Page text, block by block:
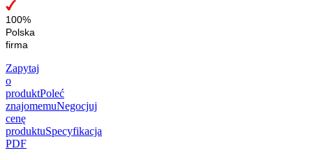
100%
Polska
firma
Zapytaj
o
produktPoleć
znajomemuNegocjuj
cenę
produktuSpecyfikacja
PDF